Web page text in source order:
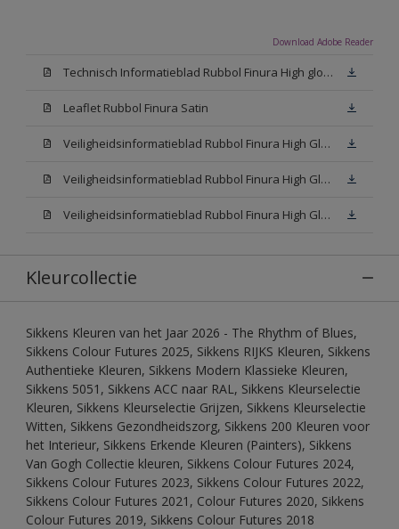
Download Adobe Reader
Technisch Informatieblad Rubbol Finura High gloss (PDF)
Leaflet Rubbol Finura Satin
Veiligheidsinformatieblad Rubbol Finura High Gloss W05 (MSDS)
Veiligheidsinformatieblad Rubbol Finura High Gloss White (MSDS)
Veiligheidsinformatieblad Rubbol Finura High Gloss N00 (MSDS)
Kleurcollectie
Sikkens Kleuren van het Jaar 2026 - The Rhythm of Blues,
Sikkens Colour Futures 2025, Sikkens RIJKS Kleuren, Sikkens
Authentieke Kleuren, Sikkens Modern Klassieke Kleuren,
Sikkens 5051, Sikkens ACC naar RAL, Sikkens Kleurselectie
Kleuren, Sikkens Kleurselectie Grijzen, Sikkens Kleurselectie
Witten, Sikkens Gezondheidszorg, Sikkens 200 Kleuren voor
het Interieur, Sikkens Erkende Kleuren (Painters), Sikkens
Van Gogh Collectie kleuren, Sikkens Colour Futures 2024,
Sikkens Colour Futures 2023, Sikkens Colour Futures 2022,
Sikkens Colour Futures 2021, Colour Futures 2020, Sikkens
Colour Futures 2019, Sikkens Colour Futures 2018